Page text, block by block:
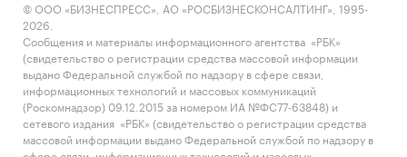
размеру и темпом роста (малый/крупный, с
опережающей динамикой/с отстающей
динамикой) в стратегической перспективе и в
текущей ситуации? Меняются ли позиции
региона с течением времени?
• Насколько рынок насыщен и какой у региона
потенциал роста, если сравнить его с
© ООО «БИЗНЕСПРЕСС», АО «РОСБИЗНЕСКОНСАЛТИНГ», 1995-
2026.
Сообщения и материалы информационного агентства «РБК»
(свидетельство о регистрации средства массовой информации
выдано Федеральной службой по надзору в сфере связи,
информационных технологий и массовых коммуникаций
(Роскомнадзор) 09.12.2015 за номером ИА №ФС77-63848) и
сетевого издания «РБК» (свидетельство о регистрации средства
массовой информации выдано Федеральной службой по надзору в